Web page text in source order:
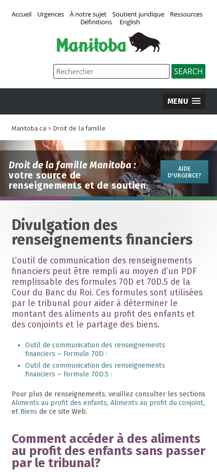
Accueil Urgences À notre sujet Soutient juridique
Ressources
Définitions
English
MENU
Manitoba.ca > Droit de la famille
Droit de la famille Manitoba :
votre source de
renseignements et de soutien.
AIDE
D'URGENCE?
Divulgation des
renseignements financiers
L’outil de communication des renseignements
financiers peut être rempli au moyen d’un PDF
remplissable des formules 70D et 70D.5 de la
Cour du Banc du Roi. Ces formules sont utilisées
par le tribunal pour aider à déterminer le
montant des aliments au profit des enfants et
des conjoints et le partage des biens.
Outil de communication des renseignements
financiers – Formule 70D :
Outil de communication des renseignements
financiers – Formule 70D.5 :
Pour plus de renseignements, veuillez consulter les sections
Aliments au profit des enfants, Aliments au profit du conjoint,
et Biens de ce site Web.
Comment accéder à des aliments
au profit des enfants sans passer
par le tribunal?